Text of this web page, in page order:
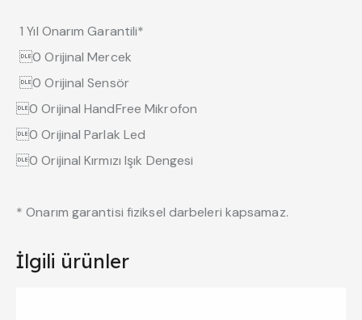
1 Yıl Onarım Garantili*
0 Orijinal Mercek
0 Orijinal Sensör
0 Orijinal HandFree Mikrofon
0 Orijinal Parlak Led
0 Orijinal Kırmızı Işık Dengesi
* Onarım garantisi fiziksel darbeleri kapsamaz.
İlgili ürünler